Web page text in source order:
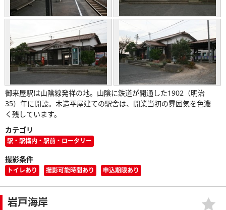
御来屋駅は山陰線発祥の地。山陰に鉄道が開通した1902（明治
35）年に開設。木造平屋建ての駅舎は、開業当初の雰囲気を色濃
く残しています。
カテゴリ
駅・駅構内・駅前・ロータリー
撮影条件
トイレあり 撮影可能時間あり 申込期限あり
岩戸海岸